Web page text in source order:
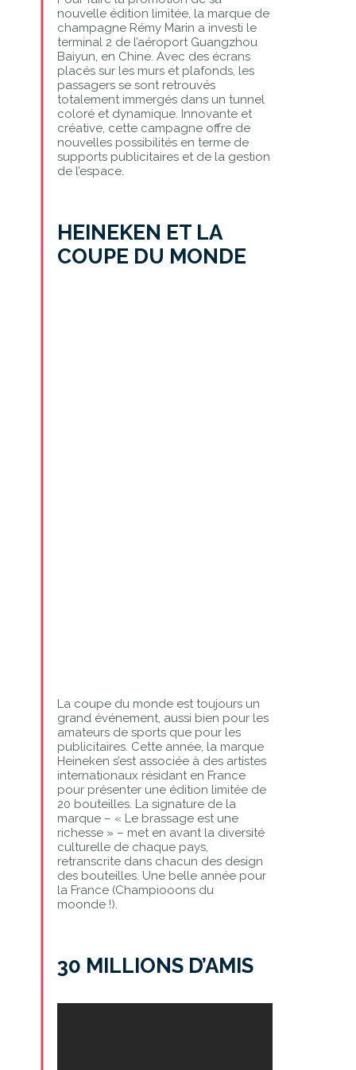
nouvelle édition limitée, la marque de
champagne Rémy Marin a investi le
terminal 2 de l’aéroport Guangzhou
Baiyun, en Chine. Avec des écrans
placés sur les murs et plafonds, les
passagers se sont retrouvés
totalement immergés dans un tunnel
coloré et dynamique. Innovante et
créative, cette campagne offre de
nouvelles possibilités en terme de
supports publicitaires et de la gestion
de l’espace.
HEINEKEN ET LA
COUPE DU MONDE
La coupe du monde est toujours un
grand événement, aussi bien pour les
amateurs de sports que pour les
publicitaires. Cette année, la marque
Heineken s’est associée à des artistes
internationaux résidant en France
pour présenter une édition limitée de
20 bouteilles. La signature de la
marque – « Le brassage est une
richesse » – met en avant la diversité
culturelle de chaque pays,
retranscrite dans chacun des design
des bouteilles. Une belle année pour
la France (Champiooons du
moonde !).
30 MILLIONS D’AMIS